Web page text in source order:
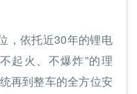
，依托近30年的锂电
起火、不爆炸”的理
再到整车的全方位安